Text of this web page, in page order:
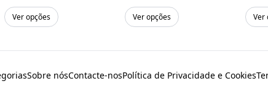
Ver opções Ver opções Ver
Sobre nósContacte-nosPolítica de Privacidade e Cookies